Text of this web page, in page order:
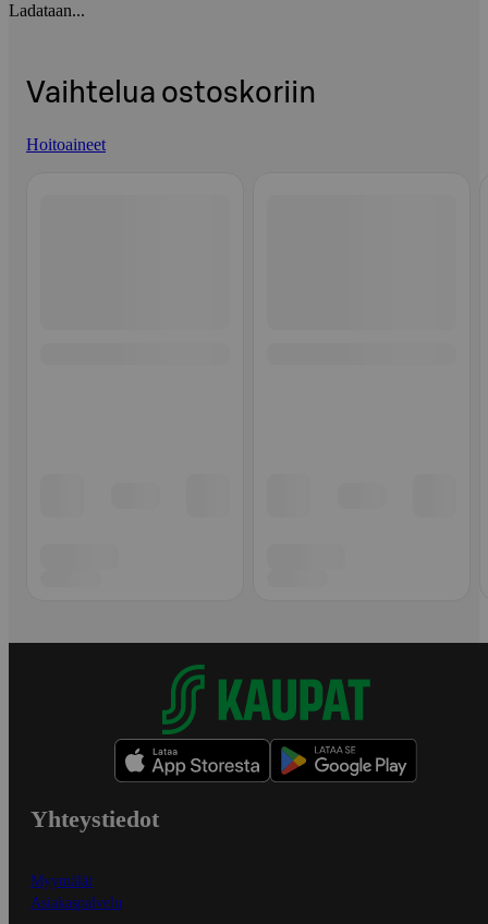
Ladataan...
Vaihtelua ostoskoriin
Hoitoaineet
Yhteystiedot
Myymälät
Asiakaspalvelu